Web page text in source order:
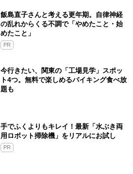
飯島直子さんと考える更年期。自律神経
の乱れからくる不調で「やめたこと・始
めたこと」
PR
今行きたい、関東の「工場見学」スポッ
ト4つ。無料で楽しめるバイキング食べ放
題も
手でふくよりもキレイ！最新「水ぶき両
用ロボット掃除機」をリアルにお試し
PR